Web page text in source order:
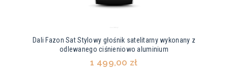
Dali Fazon Sat Stylowy głośnik satelitarny wykonany z
odlewanego ciśnieniowo aluminium
1 499,00 zł